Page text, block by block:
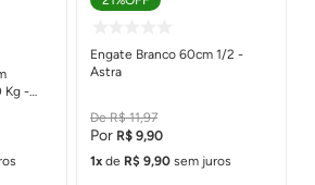
Kg -
Engate Branco 60cm 1/2 -
Astra
R$ 11,97
R$ 9,90
1
de R$ 9,90 sem juros